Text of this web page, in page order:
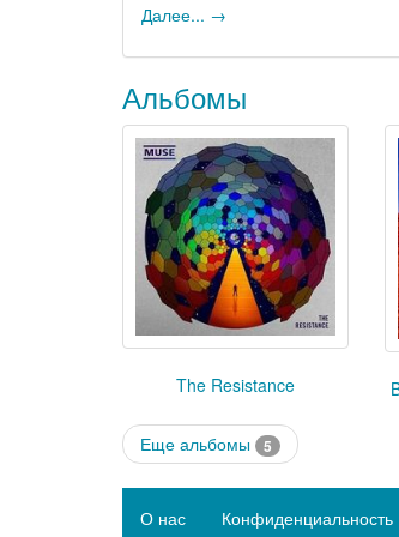
Далее... →
Альбомы
The Resistance
Еще альбомы 5
О нас Конфиденциальность